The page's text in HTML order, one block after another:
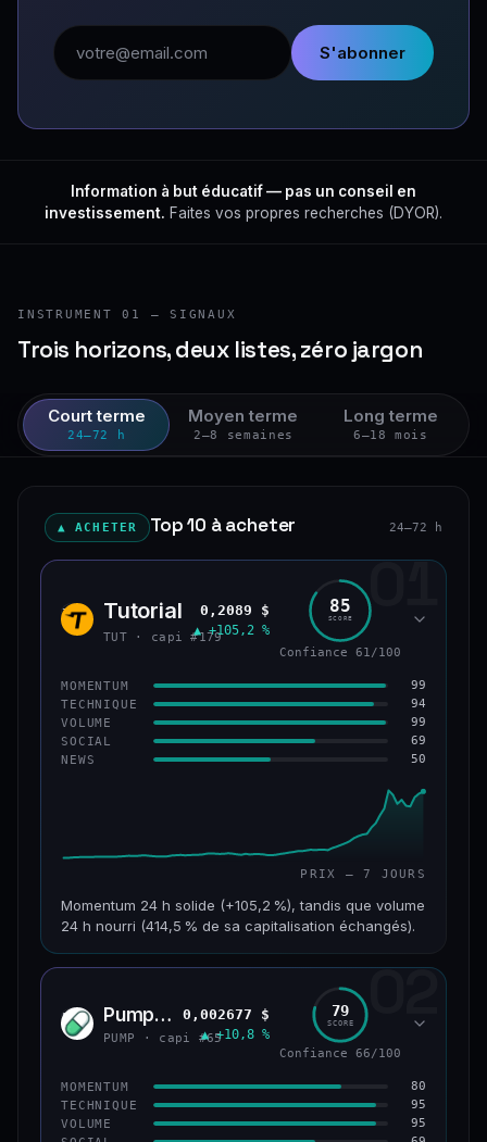
Adresse email
S'abonner
Information à but éducatif — pas un conseil en
investissement. Faites vos propres recherches (DYOR).
INSTRUMENT 01 — SIGNAUX
Trois horizons, deux listes, zéro jargon
Court terme
24–72 h
Moyen terme
2–8 semaines
Long terme
6–18 mois
▲ ACHETER Top 10 à acheter 24–72 h
01
TUT Tutorial
TUT · capi #179
0,2089 $
▲ +105,2 %
85
SCORE
Confiance 61/100
MOMENTUM 99
TECHNIQUE 94
VOLUME 99
SOCIAL 69
NEWS 50
PRIX — 7 JOURS
Momentum 24 h solide (+105,2 %), tandis que volume
24 h nourri (414,5 % de sa capitalisation échangés).
CAP. MARCHÉ VOLUME 24 H
VAR. 7 J VAR. 30 J
+1 610,9 %
VS ATH
−28,0 %
02
PUMP Pump.fun
PUMP · capi #65
0,002677 $
▲ +10,8 %
79
SCORE
Confiance 66/100
MOMENTUM 80
TECHNIQUE 95
VOLUME 95